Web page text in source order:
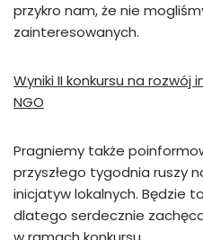
przykro nam, że nie
zainteresowanych.
Wyniki II konkursu na rozwój
NGO
Pragniemy także
przyszłego tygodnia ruszy
inicjatyw lokalnych. Będzie
dlatego serdecznie